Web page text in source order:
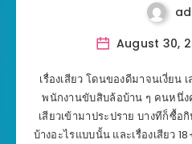
August 30,
เรื่องเสียว โดนของดีมาจนเงี่ยน
พนักงานขับสิบล้อบ้าน ๆ คนหนึ่ง
เสียวเข้ามาประปราย บางทีก็ซื้อ
บ้างอะไรแบบนั้น และเรื่องเสียว